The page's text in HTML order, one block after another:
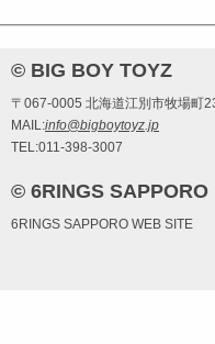
© BIG BOY TOYZ
〒067-0005 北海道江別市牧場町
MAIL:info@bigboytoyz.jp
TEL:011-398-3007
© 6RINGS SAPPORO
6RINGS SAPPORO WEB SITE